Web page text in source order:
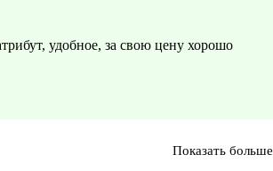
удобное, за свою цену хорошо
Показать